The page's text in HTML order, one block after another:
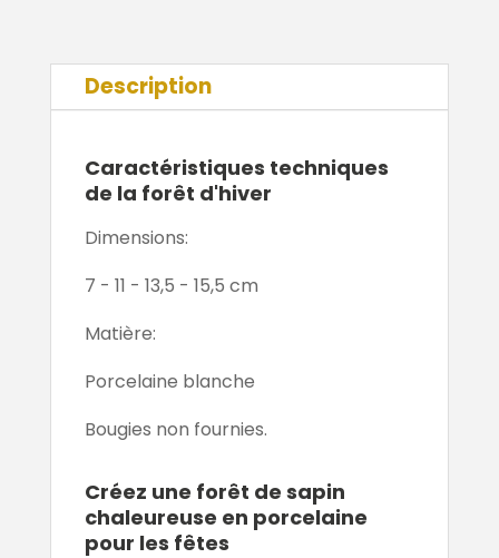
Description
Caractéristiques techniques
de la forêt d'hiver
Dimensions:
7 - 11 - 13,5 - 15,5 cm
Matière:
Porcelaine blanche
Bougies non fournies.
Créez une forêt de sapin
chaleureuse en porcelaine
pour les fêtes